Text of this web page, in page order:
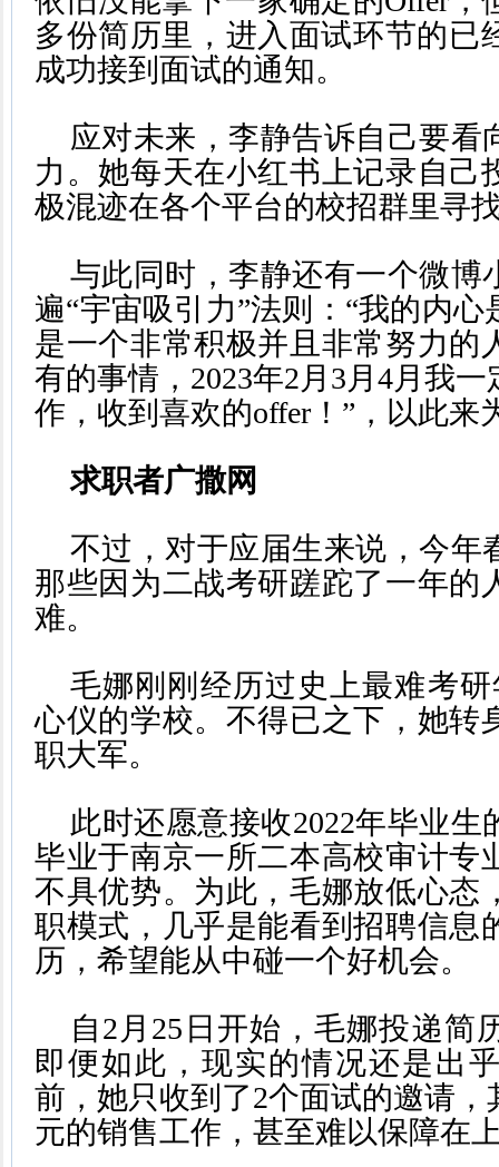
多份简历里，进入面试环节的已
成功接到面试的通知。
应对未来，李静告诉自己要看
力。她每天在小红书上记录自己
极混迹在各个平台的校招群里寻
与此同时，李静还有一个微博
遍“宇宙吸引力”法则：“我的内
是一个非常积极并且非常努力的
有的事情，2023年2月3月4月我
作，收到喜欢的offer！”，以此来
求职者广撒网
不过，对于应届生来说，今年
那些因为二战考研蹉跎了一年的
难。
毛娜刚刚经历过史上最难考
心仪的学校。不得已之下，她转
职大军。
此时还愿意接收2022年毕业生
毕业于南京一所二本高校审计专
不具优势。为此，毛娜放低心态
职模式，几乎是能看到招聘信息
历，希望能从中碰一个好机会。
自2月25日开始，毛娜投递简
即便如此，现实的情况还是出
前，她只收到了2个面试的邀请，
元的销售工作，甚至难以保障在